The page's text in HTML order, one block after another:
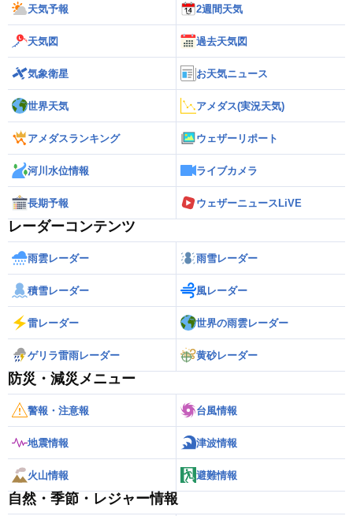
天気予報 2週間天気
天気図 過去天気図
気象衛星 お天気ニュース
世界天気 アメダス(実況天気)
アメダスランキング ウェザーリポート
河川水位情報 ライブカメラ
長期予報 ウェザーニュースLiVE
レーダーコンテンツ
雨雲レーダー 雨雪レーダー
積雪レーダー 風レーダー
雷レーダー 世界の雨雲レーダー
ゲリラ雷雨レーダー 黄砂レーダー
防災・減災メニュー
警報・注意報 台風情報
地震情報 津波情報
火山情報 避難情報
自然・季節・レジャー情報